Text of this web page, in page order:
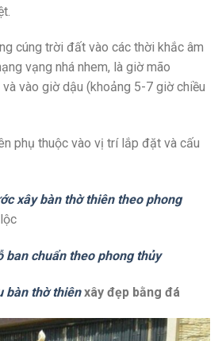
cúng trời đất vào các thời khắc âm
vạng nhá nhem, là giờ mão
vào giờ dậu (khoảng 5-7 giờ chiều
phụ thuộc vào vị trí lắp đặt và cấu
xây bàn thờ thiên theo phong
ban chuẩn theo phong thủy
bàn thờ thiên xây đẹp bằng đá